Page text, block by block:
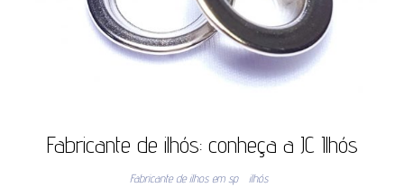
Fabricante de ilhós: conheça a JC Ilhós
Fabricante de ilhos em sp ilhós